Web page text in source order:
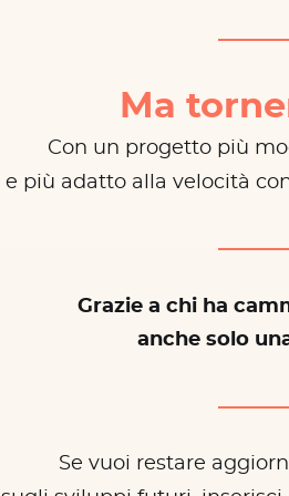
Ma
Con un progetto più
e più adatto alla velocità
Grazie a chi ha
anche solo
Se vuoi restare